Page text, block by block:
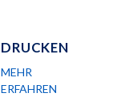
DRUCKEN
MEHR
ERFAHREN